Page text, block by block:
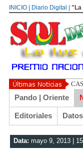
INICIO | Diario Digital | "La
U
Pando | Oriente
Editoriales
Data: mayo 9, 2013 |